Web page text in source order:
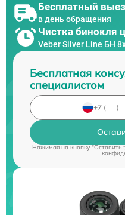
Бесплатный
в день обращения
Чистка бинокля
Veber Silver Line БН
Бесплатная
специалистом
Нажимая на кнопку "Оставить